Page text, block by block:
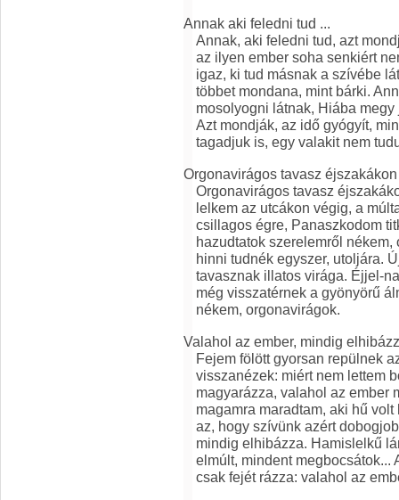
Annak aki feledni tud ...
Annak, aki feledni tud, azt
az ilyen ember soha senkiért
igaz, ki tud másnak a szívébe
többet mondana, mint bárki.
mosolyogni látnak, Hiába
Azt mondják, az idő gyógyít,
tagadjuk is, egy valakit nem
Orgonavirágos tavasz éjszakákon
Orgonavirágos tavasz
lelkem az utcákon végig, a
csillagos égre, Panaszkodom
hazudtatok szerelemről
hinni tudnék egyszer, utoljára.
tavasznak illatos virága. Éjjel-
még visszatérnek a gyönyörű
nékem, orgonavirágok.
Valahol az ember, mindig
Fejem fölött gyorsan repülnek
visszanézek: miért nem lettem
magyarázza, valahol az ember
magamra maradtam, aki hű
az, hogy szívünk azért
mindig elhibázza. Hamislelkű
elmúlt, mindent megbocsátok...
csak fejét rázza: valahol az